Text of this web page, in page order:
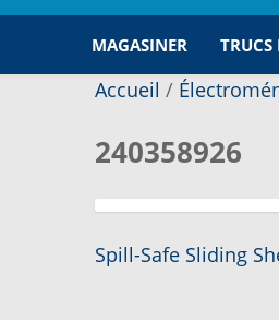
MAGASINER TRUCS
ACCUEIL
Accueil /
240358926
Navigation
Article
Spill-Safe Sliding